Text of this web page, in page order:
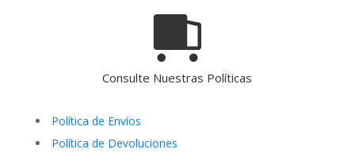
Consulte Nuestras Políticas
Política de Envíos
Política de Devoluciones